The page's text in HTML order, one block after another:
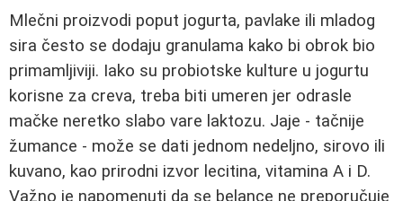
Mlečni proizvodi poput jogurta, pavlake ili mladog
sira često se dodaju granulama kako bi obrok bio
primamljiviji. Iako su probiotske kulture u jogurtu
korisne za creva, treba biti umeren jer odrasle
mačke neretko slabo vare laktozu. Jaje - tačnije
žumance - može se dati jednom nedeljno, sirovo ili
kuvano, kao prirodni izvor lecitina, vitamina A i D.
Važno je napomenuti da se belance ne preporučuje